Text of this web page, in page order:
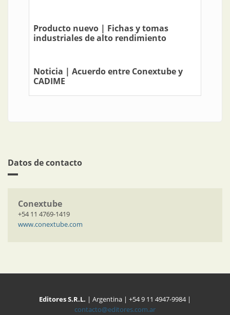
Producto nuevo | Fichas y tomas
industriales de alto rendimiento
Noticia | Acuerdo entre Conextube y
CADIME
Datos de contacto
Conextube
+54 11 4769-1419
www.conextube.com
Editores S.R.L. | Argentina | +54 9 11 4947-9984 |
contacto@editores.com.ar